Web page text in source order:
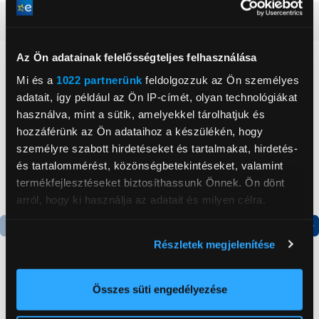
Az Ön adatainak felelősségteljes felhasználása
Mi és a 1022 partnerünk feldolgozzuk az Ön személyes
adatait, így például az Ön IP-címét, olyan technológiákat
használva, mint a sütik, amelyekkel tárolhatjuk és
hozzáférünk az Ön adataihoz a készülékén, hogy
személyre szabott hirdetéseket és tartalmakat, hirdetés-
és tartalommérést, közönségbetekintéseket, valamint
termékfejlesztéseket biztosíthassunk Önnek. Ön dönt
arról, hogy ki használja az adatait és milyen célra.
elhelyezkedéséről pár méteres pontossággal
Az Ön készülékén beazonosítása annak konkrét
Részletek megjelenítése
Összes süti engedélyezése
Neked ajánljuk
Candy CHASD4385EWC
Egyajtós hűtőszekrény
Spigen Neo Flex
Samsung Galaxy S23